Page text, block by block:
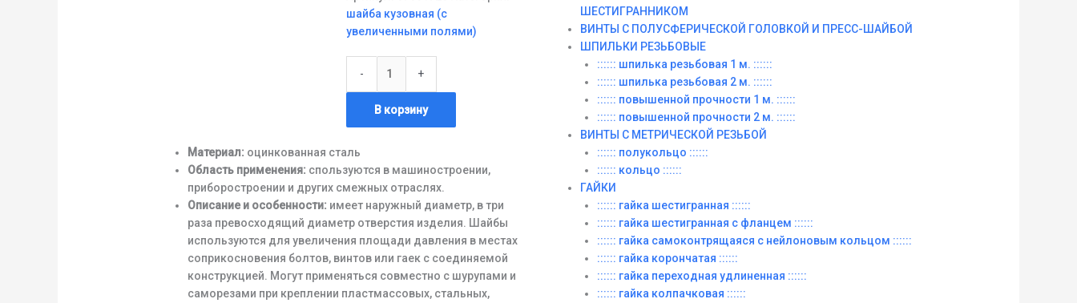
шайба кузовная (с
увеличенными полями)
- +
В корзину
Материал: оцинкованная сталь
Область применения: спользуются в машиностроении,
приборостроении и других смежных отраслях.
Описание и особенности: имеет наружный диаметр, в три
раза превосходящий диаметр отверстия изделия. Шайбы
используются для увеличения площади давления в местах
соприкосновения болтов, винтов или гаек с соединяемой
конструкцией. Могут применяться совместно с шурупами и
саморезами при креплении пластмассовых, стальных,
ШЕСТИГРАННИКОМ
ВИНТЫ С ПОЛУСФЕРИЧЕСКОЙ ГОЛОВКОЙ И ПРЕСС-ШАЙБОЙ
ШПИЛЬКИ РЕЗЬБОВЫЕ
:::::: шпилька резьбовая 1 м. ::::::
:::::: шпилька резьбовая 2 м. ::::::
:::::: повышенной прочности 1 м. ::::::
:::::: повышенной прочности 2 м. ::::::
ВИНТЫ C МЕТРИЧЕСКОЙ РЕЗЬБОЙ
:::::: полукольцо ::::::
:::::: кольцо ::::::
ГАЙКИ
:::::: гайка шестигранная ::::::
:::::: гайка шестигранная с фланцем ::::::
:::::: гайка самоконтрящаяся с нейлоновым кольцом ::::::
:::::: гайка корончатая ::::::
:::::: гайка переходная удлиненная ::::::
:::::: гайка колпачковая ::::::